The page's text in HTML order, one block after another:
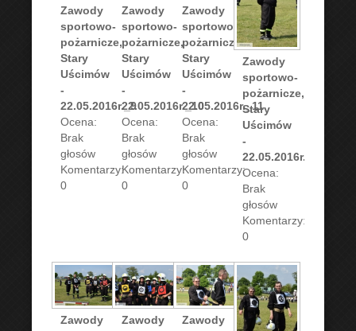
Zawody
sportowo-
pożarnicze,
Stary
Uścimów
-
22.05.2016r._9
Ocena:
Brak
głosów
Komentarzy:
0
Zawody
sportowo-
pożarnicze,
Stary
Uścimów
-
22.05.2016r._10
Ocena:
Brak
głosów
Komentarzy:
0
Zawody
sportowo-
pożarnicze,
Stary
Uścimów
-
22.05.2016r._11
Ocena:
Brak
głosów
Komentarzy:
0
Zawody
sportowo-
pożarnicze,
Stary
Uścimów
-
22.05.2016r._12
Ocena:
Brak
głosów
Komentarzy:
0
Zawody
Zawody
Zawody